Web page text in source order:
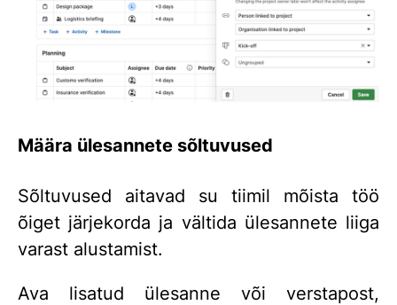
Määra ülesannete sõltuvused
Sõltuvused aitavad su tiimil mõista töö
õiget järjekorda ja vältida ülesannete liiga
varast alustamist.
Ava lisatud ülesanne või verstapost,